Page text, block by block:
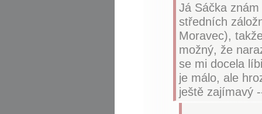
Já Sáčka
středních
Moravec),
možný, že
se mi docela
je málo, ale
ještě zajímavý